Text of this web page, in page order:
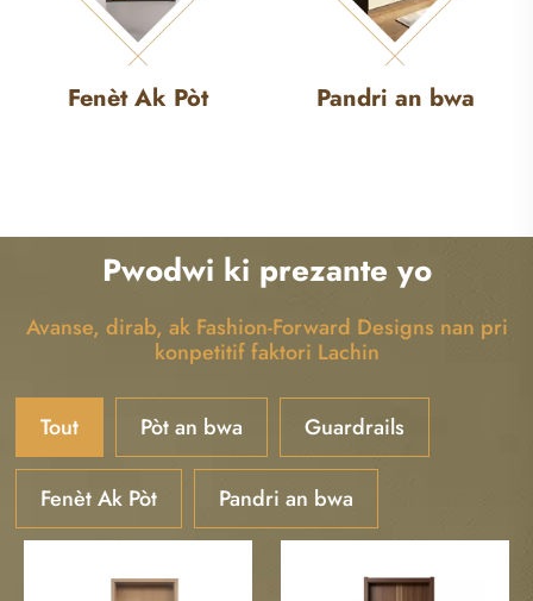
Fenèt Ak Pòt Pandri an bwa
Pwodwi ki prezante yo
Avanse, dirab, ak Fashion-Forward Designs nan pri
konpetitif faktori Lachin
Tout Pòt an bwa Guardrails
Fenèt Ak Pòt Pandri an bwa